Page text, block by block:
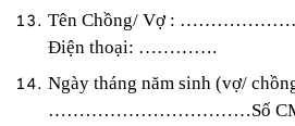
Tên Chồng/ Vợ :
Điện thoại: ………….
Ngày tháng năm sinh (vợ/
……………………………Số